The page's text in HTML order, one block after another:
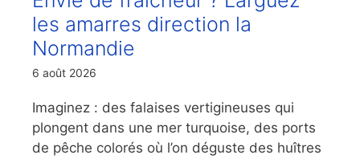
les amarres direction la
Normandie
6 août 2026
Imaginez : des falaises vertigineuses qui
plongent dans une mer turquoise, des ports
de pêche colorés où l’on déguste des huîtres